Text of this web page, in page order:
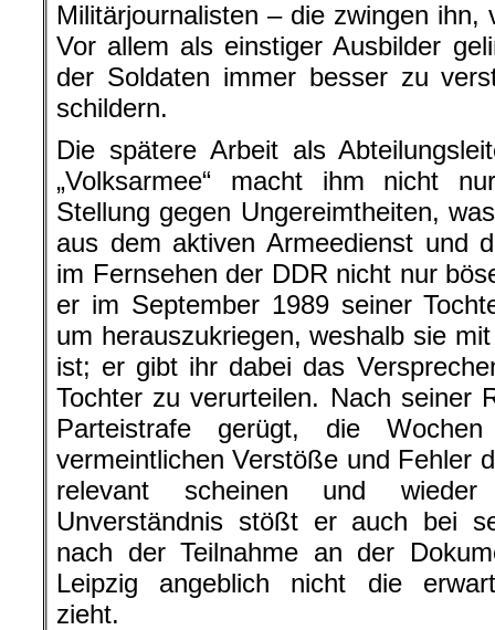
Militärjournalisten – die zwingen ihn,
Vor allem als einstiger Ausbilder
der Soldaten immer besser zu
schildern.
Die spätere Arbeit als
„Volksarmee“ macht ihm nicht
Stellung gegen Ungereimtheiten,
aus dem aktiven Armeedienst und
im Fernsehen der DDR nicht nur
er im September 1989 seiner
um herauszukriegen, weshalb sie
ist; er gibt ihr dabei das
Tochter zu verurteilen. Nach seiner
Parteistrafe gerügt, die
vermeintlichen Verstöße und Fehler
relevant scheinen und
Unverständnis stößt er auch bei
nach der Teilnahme an der
Leipzig angeblich nicht die
zieht.